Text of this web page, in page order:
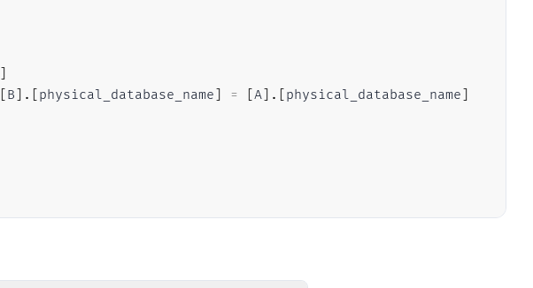
B . physical_database_name = A] . physical_database_name